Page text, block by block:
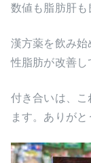
数値も脂肪肝も
漢方薬を飲み
性脂肪が改善し
付き合いは、
ます。ありが